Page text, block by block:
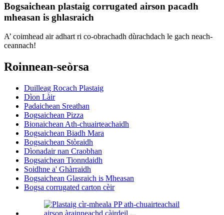
Bogsaichean plastaig corrugated airson pacadh
mheasan is ghlasraich
A’ coimhead air adhart ri co-obrachadh dùrachdach le gach neach-
ceannach!
Roinnean-seòrsa
Duilleag Rocach Plastaig
Dìon Làir
Padaichean Sreathan
Bogsaichean Pizza
Bionaichean Ath-chuairteachaidh
Bogsaichean Biadh Mara
Bogsaichean Stòraidh
Dìonadair nan Craobhan
Bogsaichean Tionndaidh
Soidhne a' Ghàrraidh
Bogsaichean Glasraich is Mheasan
Bogsa corrugated carton cèir